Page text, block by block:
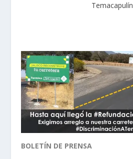
Temacapulín
BOLETÍN DE PRENSA